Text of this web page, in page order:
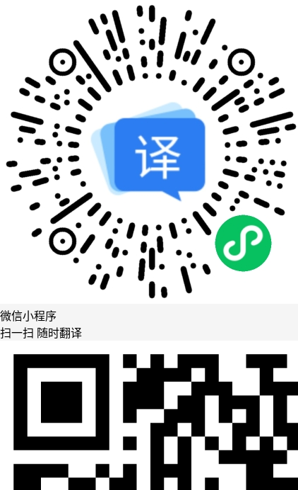
微信小程序
扫一扫 随时翻译